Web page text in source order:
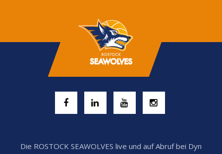
Die ROSTOCK SEAWOLVES live und auf Abruf bei Dyn